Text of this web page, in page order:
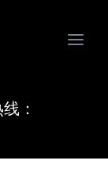
：
度，在
投入